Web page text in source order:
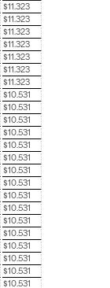
$11.323
$11.323
$11.323
$11.323
$11.323
$11.323
$11.323
$10.531
$10.531
$10.531
$10.531
$10.531
$10.531
$10.531
$10.531
$10.531
$10.531
$10.531
$10.531
$10.531
$10.531
$10.531
$10.531